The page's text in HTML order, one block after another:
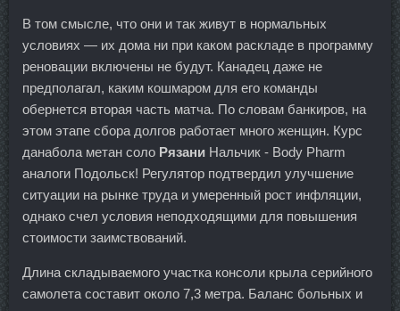
В том смысле, что они и так живут в нормальных
условиях — их дома ни при каком раскладе в программу
реновации включены не будут. Канадец даже не
предполагал, каким кошмаром для его команды
обернется вторая часть матча. По словам банкиров, на
этом этапе сбора долгов работает много женщин. Курс
данабола метан соло Рязани Нальчик - Body Pharm
аналоги Подольск! Регулятор подтвердил улучшение
ситуации на рынке труда и умеренный рост инфляции,
однако счел условия неподходящими для повышения
стоимости заимствований.
Длина складываемого участка консоли крыла серийного
самолета составит около 7,3 метра. Баланс больных и